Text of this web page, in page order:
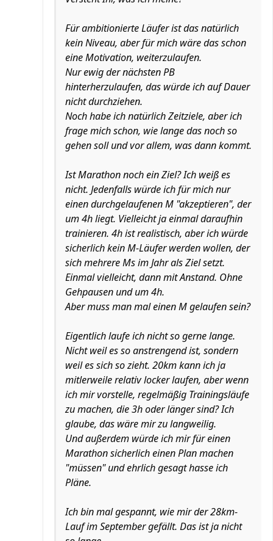
Für ambitionierte Läufer ist das natürlich
kein Niveau, aber für mich wäre das schon
eine Motivation, weiterzulaufen.
Nur ewig der nächsten PB
hinterherzulaufen, das würde ich auf Dauer
nicht durchziehen.
Noch habe ich natürlich Zeitziele, aber ich
frage mich schon, wie lange das noch so
gehen soll und vor allem, was dann kommt.
Ist Marathon noch ein Ziel? Ich weiß es
nicht. Jedenfalls würde ich für mich nur
einen durchgelaufenen M "akzeptieren", der
um 4h liegt. Vielleicht ja einmal daraufhin
trainieren. 4h ist realistisch, aber ich würde
sicherlich kein M-Läufer werden wollen, der
sich mehrere Ms im Jahr als Ziel setzt.
Einmal vielleicht, dann mit Anstand. Ohne
Gehpausen und um 4h.
Aber muss man mal einen M gelaufen sein?
Eigentlich laufe ich nicht so gerne lange.
Nicht weil es so anstrengend ist, sondern
weil es sich so zieht. 20km kann ich ja
mitlerweile relativ locker laufen, aber wenn
ich mir vorstelle, regelmäßig Trainingsläufe
zu machen, die 3h oder länger sind? Ich
glaube, das wäre mir zu langweilig.
Und außerdem würde ich mir für einen
Marathon sicherlich einen Plan machen
"müssen" und ehrlich gesagt hasse ich
Pläne.
Ich bin mal gespannt, wie mir der 28km-
Lauf im September gefällt. Das ist ja nicht